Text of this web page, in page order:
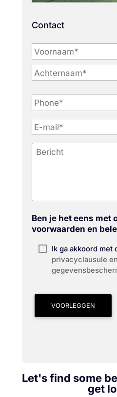
Contact
P
h
n
e
*
Ben je het eens met
voorwaarden en
Ik ga akkoord met
privacyclausule
VOORLEGGEN
Let's find some
get